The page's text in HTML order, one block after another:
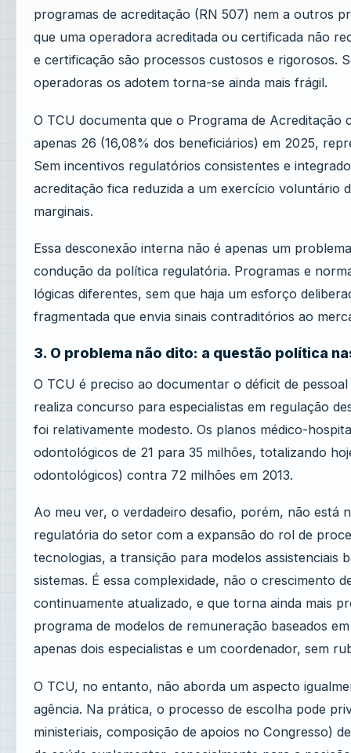
programas de acreditação (RN 507) nem a outros
que uma operadora acreditada ou certificada não
e certificação são processos custosos e rigorosos.
operadoras os adotem torna-se ainda mais frágil.
O TCU documenta que o Programa de
apenas 26 (16,08% dos beneficiários) em 2025,
Sem incentivos regulatórios consistentes e
acreditação fica reduzida a um exercício voluntário
marginais.
Essa desconexão interna não é apenas um
condução da política regulatória. Programas e
lógicas diferentes, sem que haja um esforço
fragmentada que envia sinais contraditórios ao
3. O problema não dito: a questão política
O TCU é preciso ao documentar o déficit de
realiza concurso para especialistas em regulação
foi relativamente modesto. Os planos médico-
odontológicos de 21 para 35 milhões, totalizando
odontológicos) contra 72 milhões em 2013.
Ao meu ver, o verdadeiro desafio, porém, não está
regulatória do setor com a expansão do rol de
tecnologias, a transição para modelos assistenciais
sistemas. É essa complexidade, não o crescimento
continuamente atualizado, e que torna ainda mais
programa de modelos de remuneração baseados
apenas dois especialistas e um coordenador, sem
O TCU, no entanto, não aborda um aspecto
agência. Na prática, o processo de escolha pode
ministeriais, composição de apoios no Congresso)